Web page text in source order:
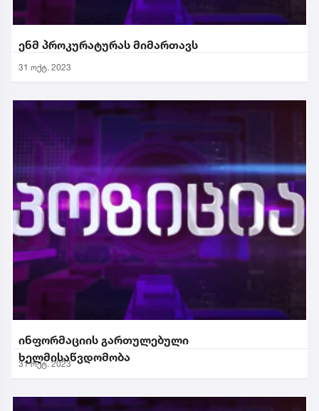
ენმ პროკურატურას მიმართავს
31 ოქტ. 2023
ინფორმაციის გართულებული
ხელმისაწვდომობა
31 ოქტ. 2023